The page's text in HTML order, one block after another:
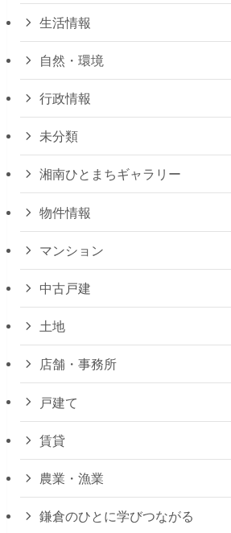
生活情報
自然・環境
行政情報
未分類
湘南ひとまちギャラリー
物件情報
マンション
中古戸建
土地
店舗・事務所
戸建て
賃貸
農業・漁業
鎌倉のひとに学びつながる